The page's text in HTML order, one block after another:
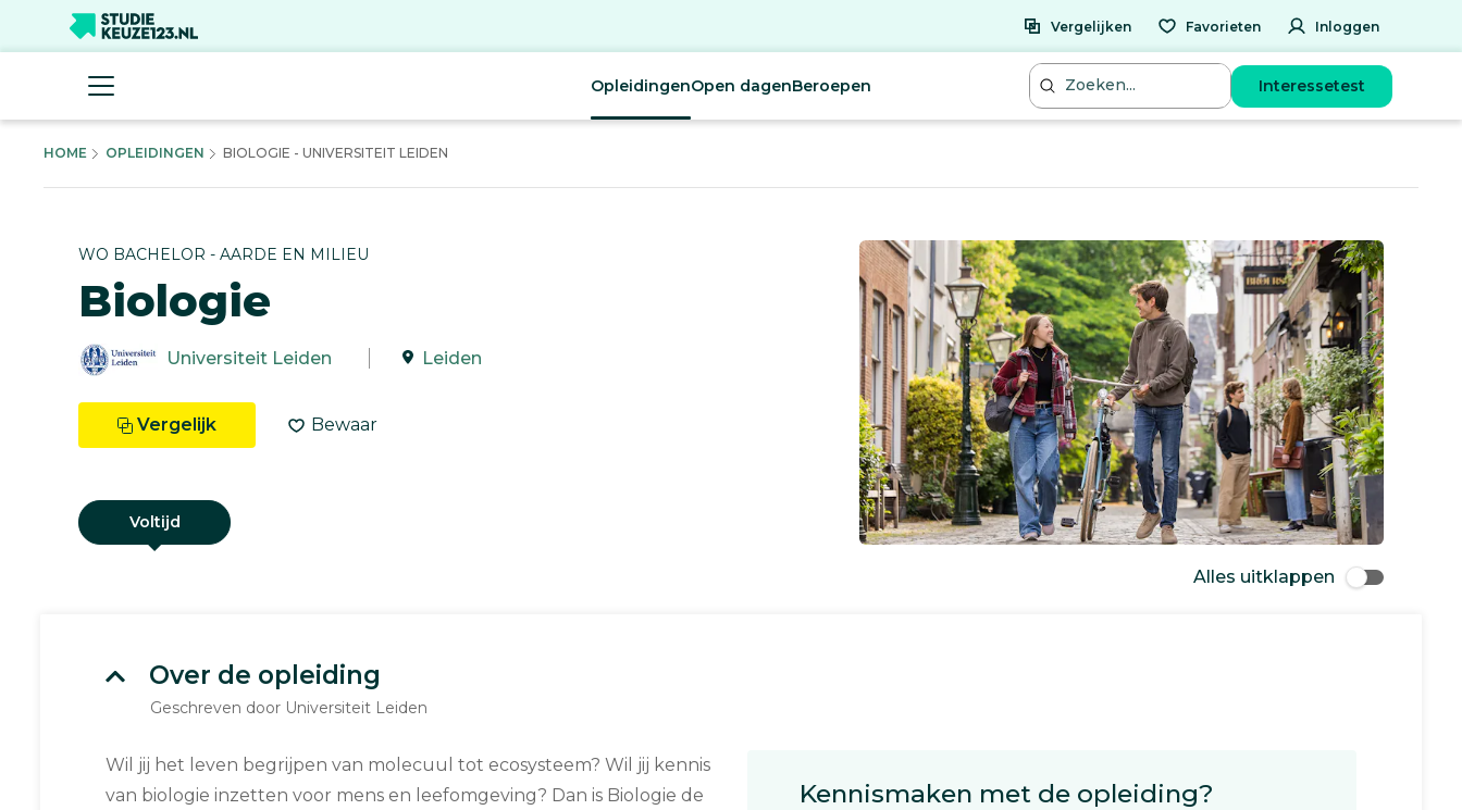
Vergelijken Favorieten Inloggen
OpleidingenOpen dagenBeroepen Interessetest
HOME OPLEIDINGEN BIOLOGIE - UNIVERSITEIT LEIDEN
WO BACHELOR - AARDE EN MILIEU
Biologie
Universiteit Leiden Leiden
Vergelijk Bewaar
Voltijd
Alles uitklappen
Over de opleiding
Geschreven door Universiteit Leiden
Wil jij het leven begrijpen van molecuul tot ecosysteem? Wil jij kennis
van biologie inzetten voor mens en leefomgeving? Dan is Biologie de
Kennismaken met de opleiding?